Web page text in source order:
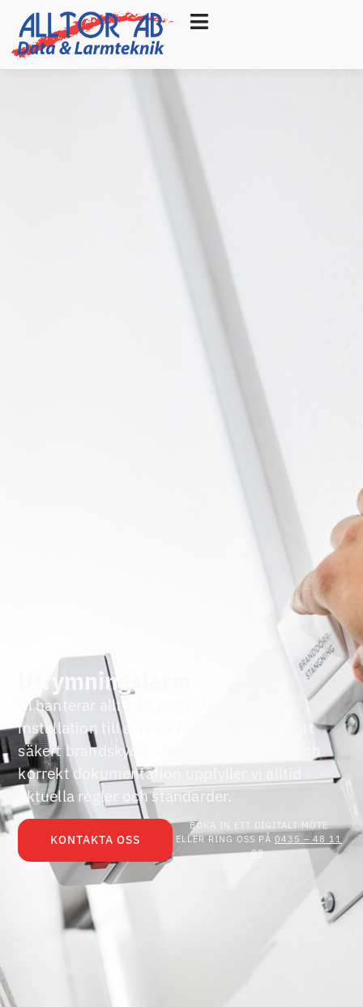
Utrymningslarm
Vi hanterar allt från projektering och
installation till service för att garantera ett
säkert brandskydd. Med modern teknik och
korrekt dokumentation uppfyller vi alltid
aktuella regler och standarder.
KONTAKTA OSS
BOKA IN ETT DIGITALT MÖTE
ELLER RING OSS PÅ 0435 – 48 11
00.